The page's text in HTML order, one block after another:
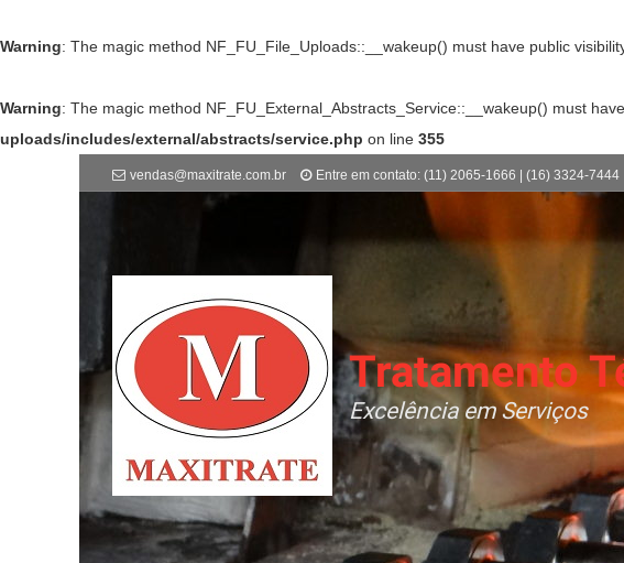
Warning: The magic method NF_FU_File_Uploads::__wakeup() must have public
Warning: The magic method NF_FU_External_Abstracts_Service::__wakeup() must
uploads/includes/external/abstracts/service.php on line 355
vendas@maxitrate.com.br Entre em contato: (11) 2065-1666 | (16) 3324-7444
Tratamento
Excelência em Serviços